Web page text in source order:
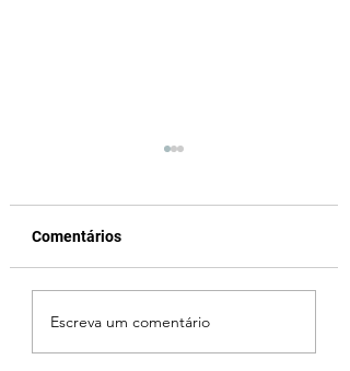
Cleitinho volta atrás,
cita mensagem divina,
mas partido nega
Comentários
Escreva um comentário